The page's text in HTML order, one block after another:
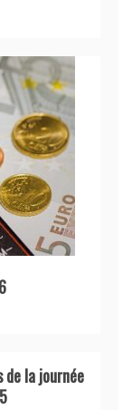
de la journée